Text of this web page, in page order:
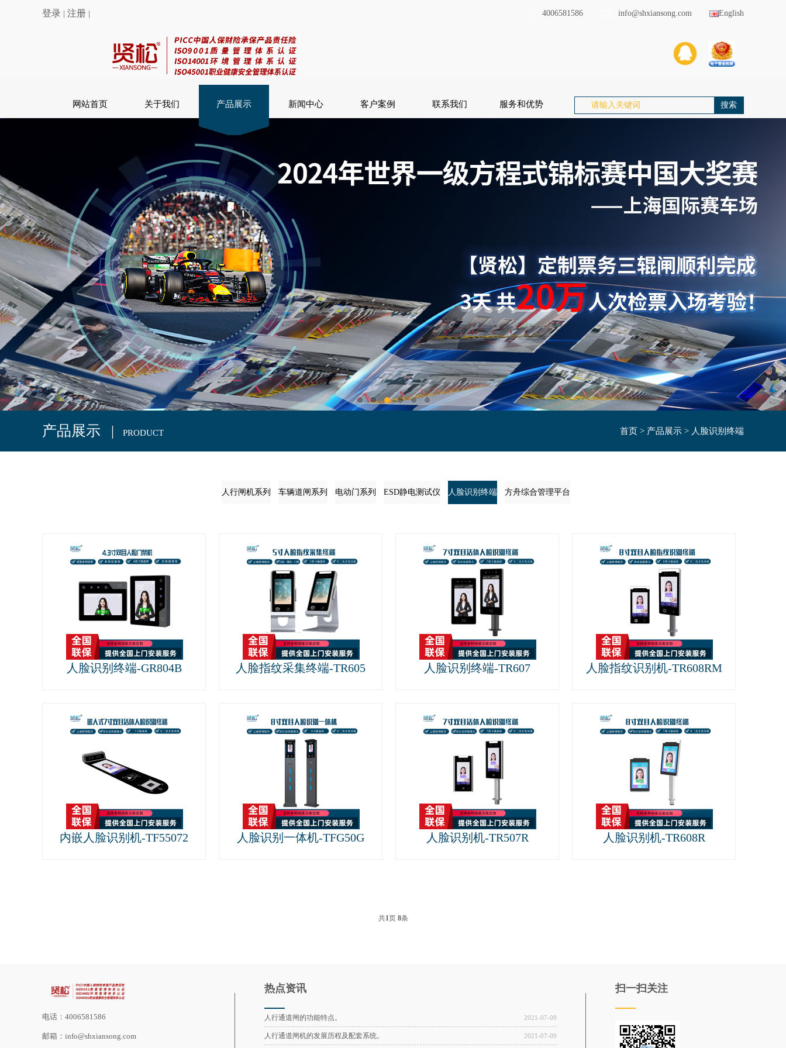
登录 注册 4006581586 info@shxiansong.com English
网站首页 关于我们 产品展示 新闻中心 客户案例 联系我们 服务和优势
1 2 3 4 5 6
产品展示 | PRODUCT 首页 > 产品展示 > 人脸识别终端
人行闸机系列 车辆道闸系列 电动门系列 ESD静电测试仪 人脸识别终端 方舟综合管理平台
人脸识别终端-GR804B 人脸指纹采集终端-TR605 人脸识别终端-TR607 人脸指纹识别机-TR608RM
内嵌人脸识别机-TF55072 人脸识别一体机-TFG50G 人脸识别机-TR507R 人脸识别机-TR608R
共1页 8条
电话：4006581586
邮箱：info@shxiansong.com
热点资讯
2021-07-09
人行通道闸的功能特点。
2021-07-09
人行通道闸机的发展历程及配套系统。
扫一扫关注